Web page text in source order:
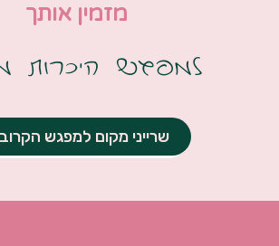
מזמין אותך
למפגש היכרות
שרייני מקום למפגש הקרוב